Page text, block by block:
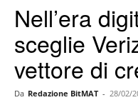
Nell’era
sceglie
vettore di
Da Redazione BitMAT - 28/02/